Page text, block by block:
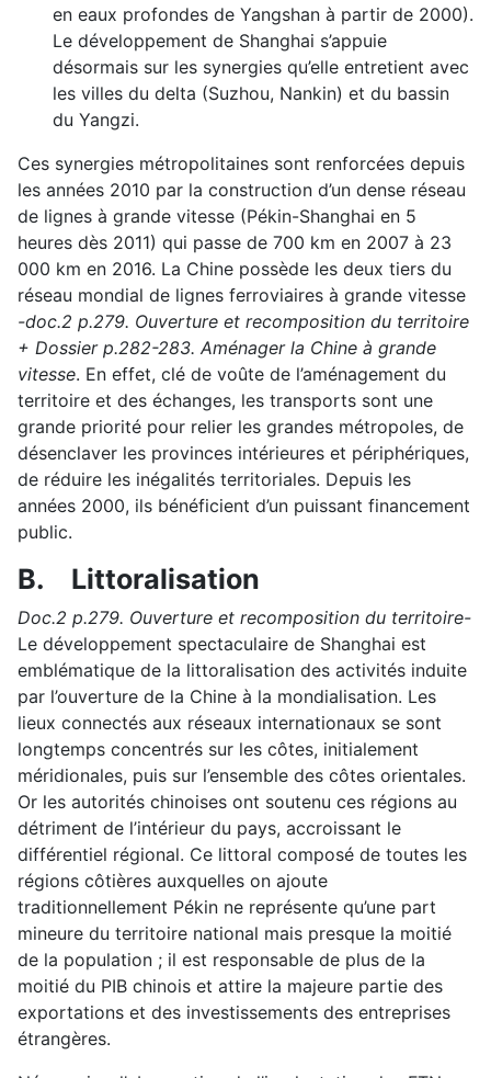
en eaux profondes de Yangshan à partir de 2000).
Le développement de Shanghai s’appuie
désormais sur les synergies qu’elle entretient avec
les villes du delta (Suzhou, Nankin) et du bassin
du Yangzi.
Ces synergies métropolitaines sont renforcées depuis
les années 2010 par la construction d’un dense réseau
de lignes à grande vitesse (Pékin-Shanghai en 5
heures dès 2011) qui passe de 700 km en 2007 à 23
000 km en 2016. La Chine possède les deux tiers du
réseau mondial de lignes ferroviaires à grande vitesse
-doc.2 p.279. Ouverture et recomposition du territoire
+ Dossier p.282-283. Aménager la Chine à grande
vitesse. En effet, clé de voûte de l’aménagement du
territoire et des échanges, les transports sont une
grande priorité pour relier les grandes métropoles, de
désenclaver les provinces intérieures et périphériques,
de réduire les inégalités territoriales. Depuis les
années 2000, ils bénéficient d’un puissant financement
public.
B. Littoralisation
Doc.2 p.279. Ouverture et recomposition du territoire-
Le développement spectaculaire de Shanghai est
emblématique de la littoralisation des activités induite
par l’ouverture de la Chine à la mondialisation. Les
lieux connectés aux réseaux internationaux se sont
longtemps concentrés sur les côtes, initialement
méridionales, puis sur l’ensemble des côtes orientales.
Or les autorités chinoises ont soutenu ces régions au
détriment de l’intérieur du pays, accroissant le
différentiel régional. Ce littoral composé de toutes les
régions côtières auxquelles on ajoute
traditionnellement Pékin ne représente qu’une part
mineure du territoire national mais presque la moitié
de la population ; il est responsable de plus de la
moitié du PIB chinois et attire la majeure partie des
exportations et des investissements des entreprises
étrangères.